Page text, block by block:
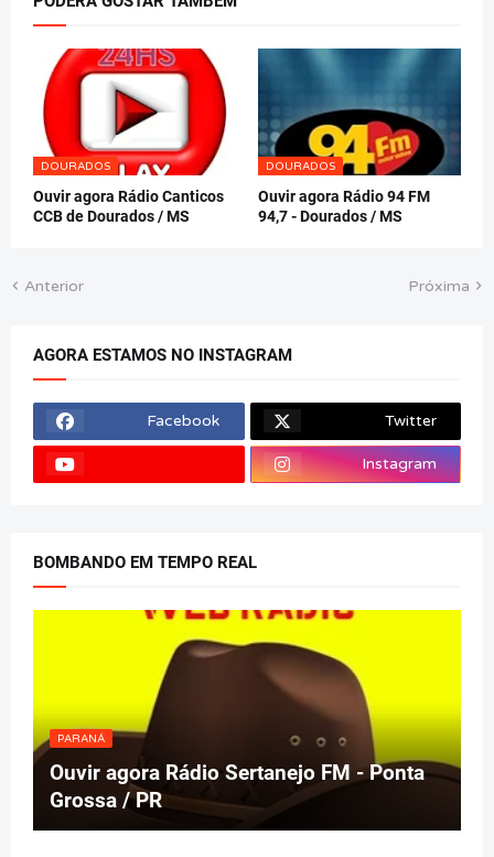
DOURADOS
Ouvir agora Rádio Canticos
CCB de Dourados / MS
DOURADOS
Ouvir agora Rádio 94 FM
94,7 - Dourados / MS
Anterior Próxima
AGORA ESTAMOS NO INSTAGRAM
Facebook Twitter
Instagram
BOMBANDO EM TEMPO REAL
PARANÁ
Ouvir agora Rádio Sertanejo FM - Ponta
Grossa / PR